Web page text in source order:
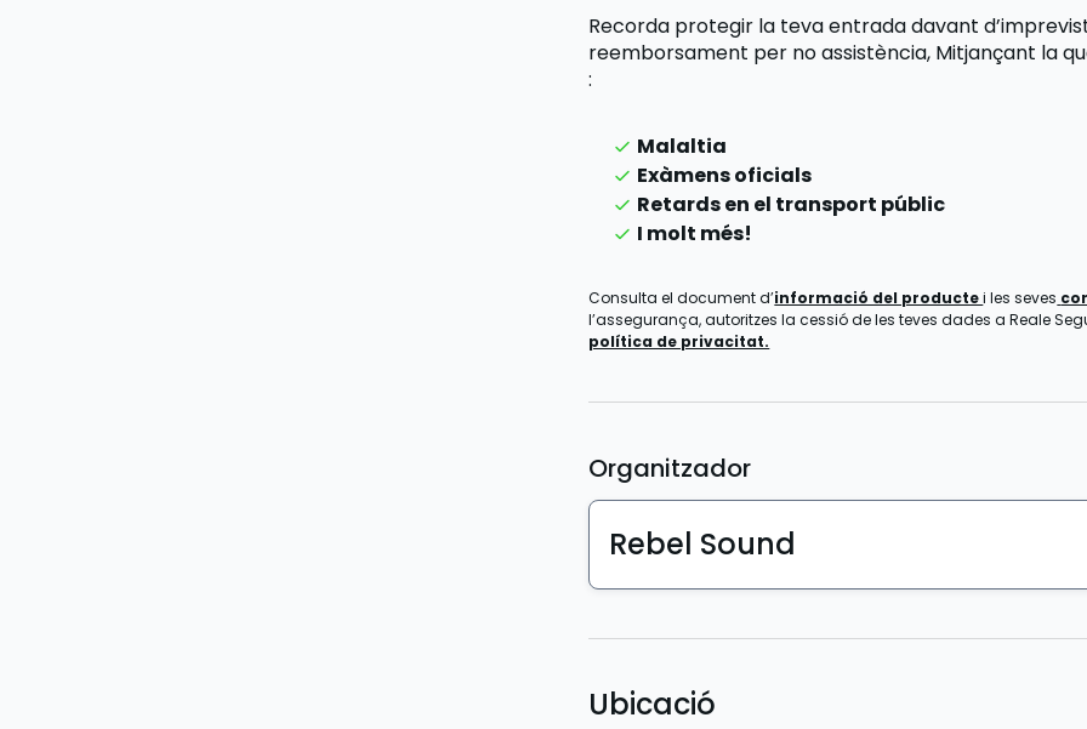
Recorda protegir la teva entrada davant
reemborsament per no assistència, Mitjançant la
:
Malaltia
Exàmens oficials
Retards en el transport públic
I molt més!
Consulta el document d’informació del productei les seves
l’assegurança, autoritzes la cessió de les teves dades a Reale
política de privacitat.
Organitzador
Rebel Sound
Ubicació